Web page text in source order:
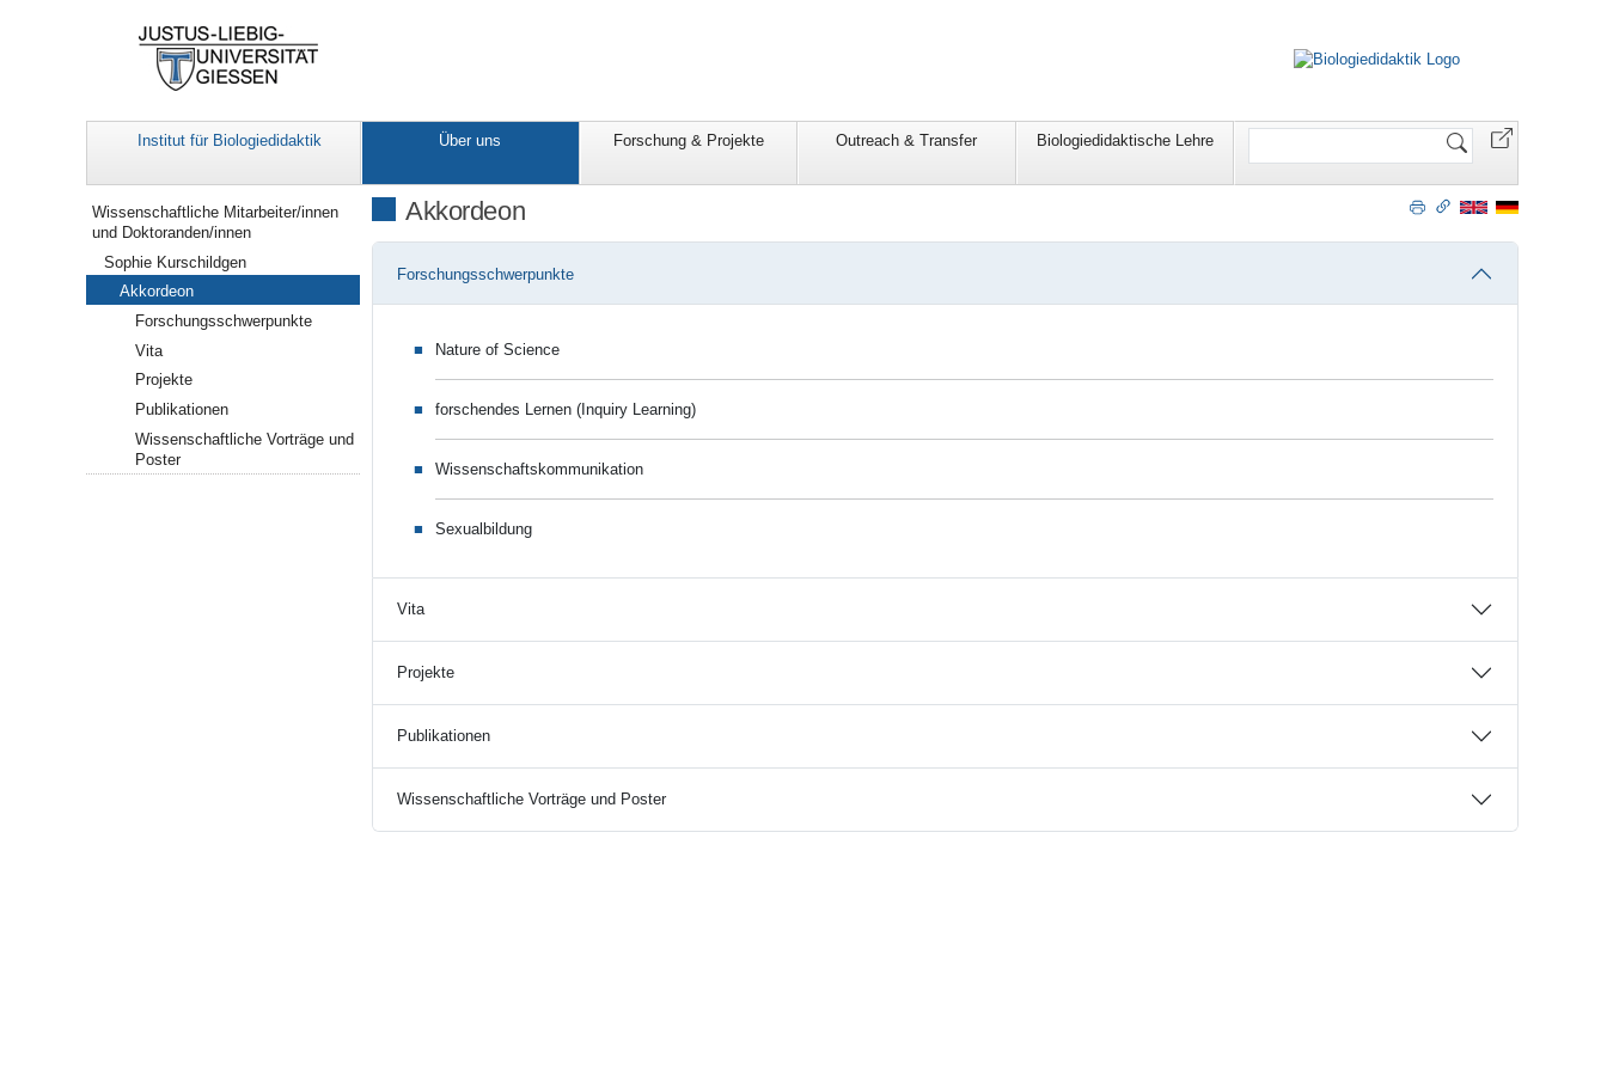
Institut für Biologiedidaktik Über uns Forschung & Projekte Outreach & Transfer Biologiedidaktische Lehre
Website
Akkordeon
Forschungsschwerpunkte
Nature of Science
forschendes Lernen (Inquiry Learning)
Wissenschaftskommunikation
Sexualbildung
Vita
Projekte
Publikationen
Wissenschaftliche Vorträge und Poster
Navigation
Wissenschaftliche Mitarbeiter/innen
und Doktoranden/innen
Sophie Kurschildgen
Akkordeon
Forschungsschwerpunkte
Vita
Projekte
Publikationen
Wissenschaftliche Vorträge und
Poster